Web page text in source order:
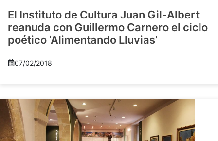
El Instituto de Cultura Juan Gil-Albert
reanuda con Guillermo Carnero el ciclo
poético ‘Alimentando Lluvias’
07/02/2018